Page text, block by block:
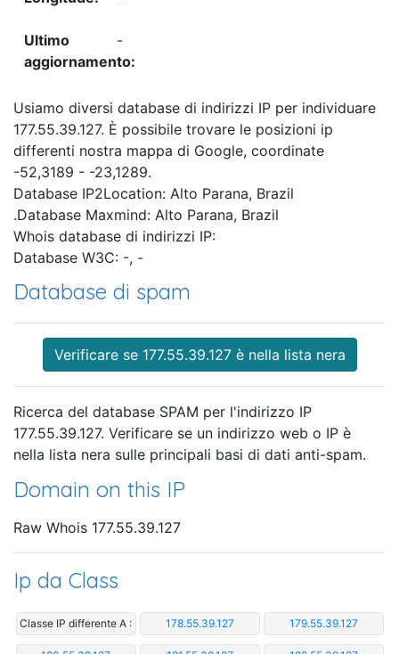
-
Usiamo diversi database di indirizzi IP per individuare
177.55.39.127. È possibile trovare le posizioni ip
differenti nostra mappa di Google, coordinate
-52,3189 - -23,1289.
Database IP2Location: Alto Parana, Brazil
.Database Maxmind: Alto Parana, Brazil
Whois database di indirizzi IP:
Database W3C: -, -
Database di spam
Verificare se 177.55.39.127 è nella lista nera
Ricerca del database SPAM per l'indirizzo IP
177.55.39.127. Verificare se un indirizzo web o IP è
nella lista nera sulle principali basi di dati anti-spam.
Domain on this IP
Raw Whois 177.55.39.127
Ip da Class
Classe IP differente A : 178.55.39.127 179.55.39.127